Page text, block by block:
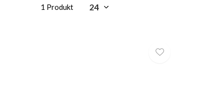
1 Produkt